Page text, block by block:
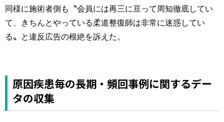
同様に施術者側も〝会員には再三に亘って周知徹底してい
て、きちんとやっている柔道整復師は非常に迷惑してい
る〟と違反広告の根絶を訴えた。
原因疾患毎の長期・頻回事例に関するデー
タの収集